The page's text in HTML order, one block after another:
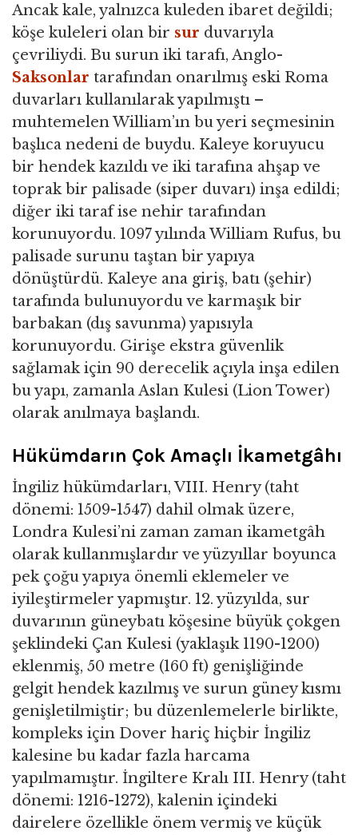
Ancak kale, yalnızca kuleden ibaret değildi;
köşe kuleleri olan bir sur duvarıyla
çevriliydi. Bu surun iki tarafı, Anglo-
Saksonlar tarafından onarılmış eski Roma
duvarları kullanılarak yapılmıştı –
muhtemelen William’ın bu yeri seçmesinin
başlıca nedeni de buydu. Kaleye koruyucu
bir hendek kazıldı ve iki tarafına ahşap ve
toprak bir palisade (siper duvarı) inşa edildi;
diğer iki taraf ise nehir tarafından
korunuyordu. 1097 yılında William Rufus, bu
palisade surunu taştan bir yapıya
dönüştürdü. Kaleye ana giriş, batı (şehir)
tarafında bulunuyordu ve karmaşık bir
barbakan (dış savunma) yapısıyla
korunuyordu. Girişe ekstra güvenlik
sağlamak için 90 derecelik açıyla inşa edilen
bu yapı, zamanla Aslan Kulesi (Lion Tower)
olarak anılmaya başlandı.
Hükümdarın Çok Amaçlı İkametgâhı
İngiliz hükümdarları, VIII. Henry (taht
dönemi: 1509-1547) dahil olmak üzere,
Londra Kulesi’ni zaman zaman ikametgâh
olarak kullanmışlardır ve yüzyıllar boyunca
pek çoğu yapıya önemli eklemeler ve
iyileştirmeler yapmıştır. 12. yüzyılda, sur
duvarının güneybatı köşesine büyük çokgen
şeklindeki Çan Kulesi (yaklaşık 1190-1200)
eklenmiş, 50 metre (160 ft) genişliğinde
gelgit hendek kazılmış ve surun güney kısmı
genişletilmiştir; bu düzenlemelerle birlikte,
kompleks için Dover hariç hiçbir İngiliz
kalesine bu kadar fazla harcama
yapılmamıştır. İngiltere Kralı III. Henry (taht
dönemi: 1216-1272), kalenin içindeki
dairelere özellikle önem vermiş ve küçük